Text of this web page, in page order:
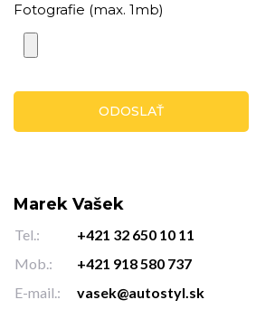
Fotografie (max. 1mb)
Marek Vašek
Tel.:
+421 32 650 10 11
Mob.:
+421 918 580 737
E-mail.:
vasek@autostyl.sk